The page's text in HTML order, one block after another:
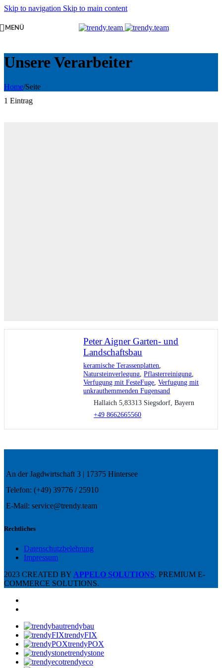
Skip to navigation Skip to main content
MENÜ
Unsere Verarbeiter
Home/Seite
1 Eintrag
Peter Aigner Garten- und
Landschaftsbau
keramische Terassenplatten
Natursteinverlegung ,Pflasterreinigung
Verfugung mit FesteFuge ,Verfugung mit
unkrauthemmenden Fugensand
Hallaich 5,83313 Siegsdorf, Bayern
+49 8662665560
An der Jagdwirtschaft 3 | 17375 Hintersee
Telefon: (+49) 39776 / 25910
E-Mail: service@trendy.team
Rechtliches
Datenschutzbelehrung
Impressum
2023 CREATED BY APPELO SOLUTIONS. PREMIUM E-
COMMERCE SOLUTIONS.
trendybau
trendyFIX
trendyPOX
trendystone
trendyeco